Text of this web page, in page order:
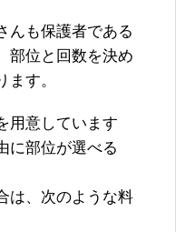
んも保護者である
部位と回数を決め
す。
用意しています
に部位が選べる
は、次のような料